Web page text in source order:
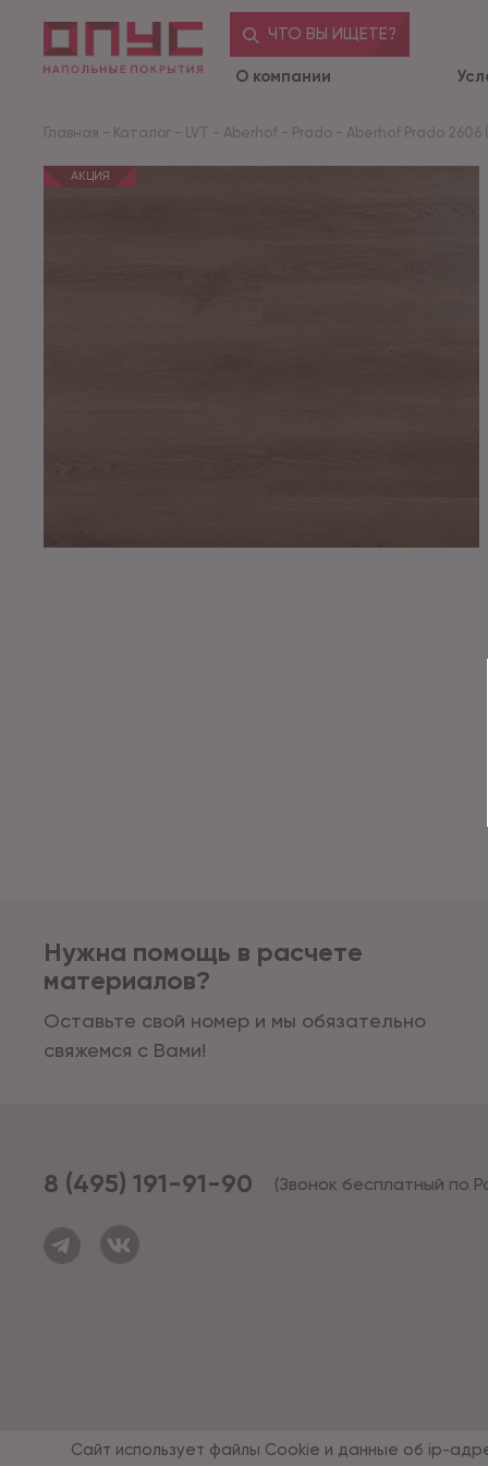
ЧТО ВЫ ИЩЕТЕ?
О компании
Главная - Каталог - LVT - Aberhof - Prado - Aberhof Prado 2606
АКЦИЯ
Нужна помощь в расчете
материалов?
Оставьте свой номер и мы обязательно
свяжемся с Вами!
8 (495) 191-91-90 (Звонок бесплатный по
© 1994 - 2026*, «ОПУС ТД»
Сайт использует файлы Cookie и данные об ip-